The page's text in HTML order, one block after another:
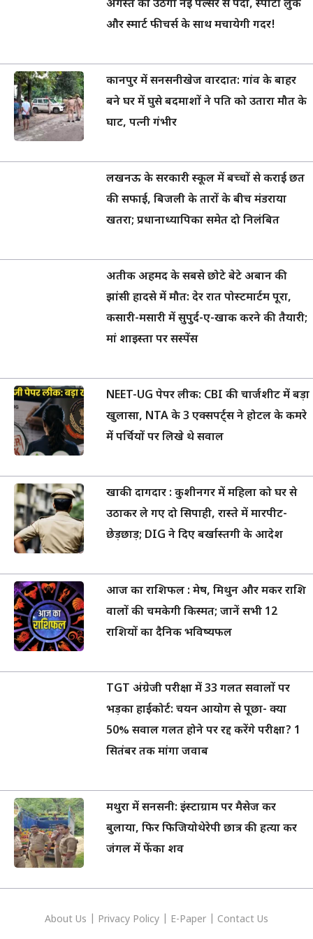
अगस्त को उठेगा नई पल्सर से पर्दा, स्पोर्टी लुक
और स्मार्ट फीचर्स के साथ मचायेगी गदर!
कानपुर में सनसनीखेज वारदात: गांव के बाहर
बने घर में घुसे बदमाशों ने पति को उतारा मौत के
घाट, पत्नी गंभीर
लखनऊ के सरकारी स्कूल में बच्चों से कराई छत
की सफाई, बिजली के तारों के बीच मंडराया
खतरा; प्रधानाध्यापिका समेत दो निलंबित
अतीक अहमद के सबसे छोटे बेटे अबान की
झांसी हादसे में मौत: देर रात पोस्टमार्टम पूरा,
कसारी-मसारी में सुपुर्द-ए-खाक करने की तैयारी;
मां शाइस्ता पर सस्पेंस
NEET-UG पेपर लीक: CBI की चार्जशीट में बड़ा
खुलासा, NTA के 3 एक्सपर्ट्स ने होटल के कमरे
में पर्चियों पर लिखे थे सवाल
खाकी दागदार : कुशीनगर में महिला को घर से
उठाकर ले गए दो सिपाही, रास्ते में मारपीट-
छेड़छाड़; DIG ने दिए बर्खास्तगी के आदेश
आज का राशिफल : मेष, मिथुन और मकर राशि
वालों की चमकेगी किस्मत; जानें सभी 12
राशियों का दैनिक भविष्यफल
TGT अंग्रेजी परीक्षा में 33 गलत सवालों पर
भड़का हाईकोर्ट: चयन आयोग से पूछा- क्या
50% सवाल गलत होने पर रद्द करेंगे परीक्षा? 1
सितंबर तक मांगा जवाब
मथुरा में सनसनी: इंस्टाग्राम पर मैसेज कर
बुलाया, फिर फिजियोथेरेपी छात्र की हत्या कर
जंगल में फेंका शव
About Us Privacy Policy E-Paper Contact Us